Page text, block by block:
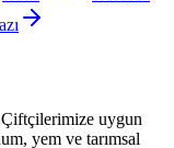
uygun
yem ve tarımsal